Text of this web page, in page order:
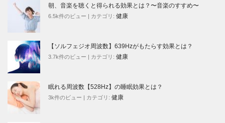
朝、音楽を聴くと得られる効果とは？〜音楽のすすめ〜
6.5k件のビュー カテゴリ: 健康
【ソルフェジオ周波数】639Hzがもたらす効果とは？
3.7k件のビュー カテゴリ: 健康
眠れる周波数【528Hz】の睡眠効果とは？
3k件のビュー カテゴリ: 健康